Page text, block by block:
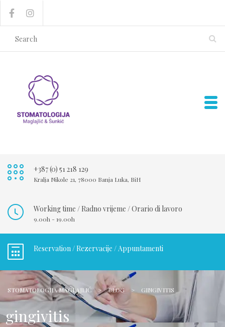
+387 (0) 51 218 129
Kralja Nikole 21, 78000 Banja Luka, BiH
Working time / Radno vrijeme / Orario di lavoro
9.00h - 19.00h
Reservation / Rezervacije / Appuntamenti
STOMATOLOGIJA MAGLAJLIĆ > BLOG > GINGIVITIS
gingivitis